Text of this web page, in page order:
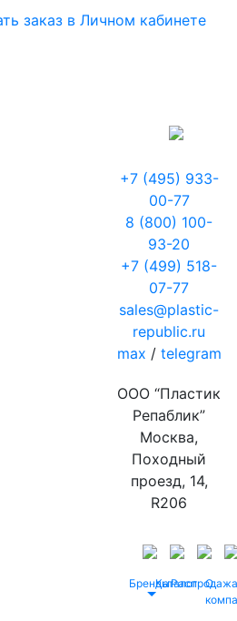
заказ в Личном кабинете
+7 (495) 933-
00-77
8 (800) 100-
93-20
+7 (499) 518-
07-77
sales@plastic-
republic.ru
max / telegram
ООО “Пластик
Репаблик”
Москва,
Походный
проезд, 14,
R206
БрендыКаталог
Распродажа
О